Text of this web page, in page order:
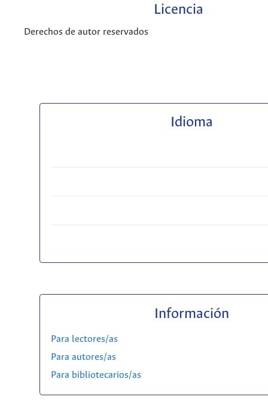
Licencia
Derechos de autor reservados
Idioma
Información
Para lectores/as
Para autores/as
Para bibliotecarios/as